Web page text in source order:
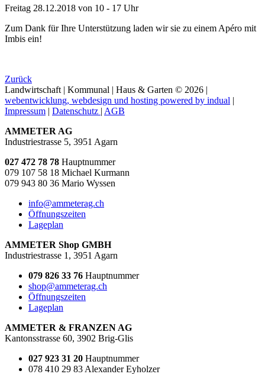
Freitag 28.12.2018 von 10 - 17 Uhr
Zum Dank für Ihre Unterstützung laden wir sie zu einem Apéro mit
Imbis ein!
Zurück
Landwirtschaft | Kommunal | Haus & Garten © 2026 |
webentwicklung, webdesign und hosting powered by indual |
Impressum | Datenschutz | AGB
AMMETER AG
Industriestrasse 5, 3951 Agarn
027 472 78 78 Hauptnummer
079 107 58 18 Michael Kurmann
079 943 80 36 Mario Wyssen
info@ammeterag.ch
Öffnungszeiten
Lageplan
AMMETER Shop GMBH
Industriestrasse 1, 3951 Agarn
079 826 33 76 Hauptnummer
shop@ammeterag.ch
Öffnungszeiten
Lageplan
AMMETER & FRANZEN AG
Kantonsstrasse 60, 3902 Brig-Glis
027 923 31 20 Hauptnummer
078 410 29 83 Alexander Eyholzer